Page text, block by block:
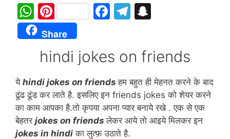
W
h
at
s
A
p
p
Pi
nt
er
e
st
F
e
b
o
o
k
T
gr
a
m
p
c
h
at
Share
hindi jokes on friends
ये hindi jokes on friends हम बहुत ही मेहनत करने के बाद
ढूंढ ढूंड कर लाते है. इसलिए इन friends jokes को शेयर करने
का काम आपका है.तो कृपया अपना प्यार बनाये रखे . एक से एक
बेहतर jokes on friends लेकर आये तो आइये मिलकर इन
jokes in hindi का लुत्फ़ उठाते है.